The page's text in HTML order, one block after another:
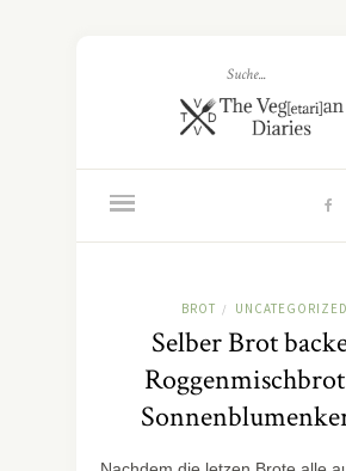
BROT / UNCATEGORIZED
Selber Brot